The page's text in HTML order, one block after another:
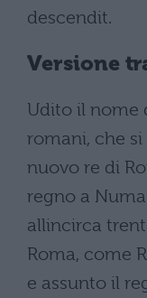
descendit.
Versione
Udito il nome
romani, che
nuovo re di
regno a
allincirca
Roma, come
e assunto il